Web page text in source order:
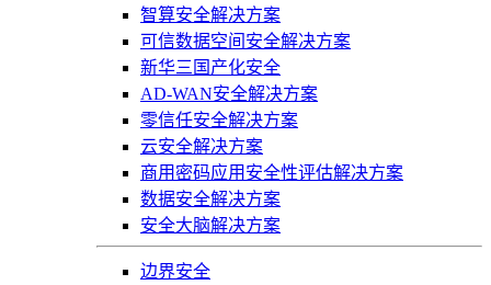
智算安全解决方案
可信数据空间安全解决方案
新华三国产化安全
AD-WAN安全解决方案
零信任安全解决方案
云安全解决方案
商用密码应用安全性评估解决方案
数据安全解决方案
安全大脑解决方案
边界安全